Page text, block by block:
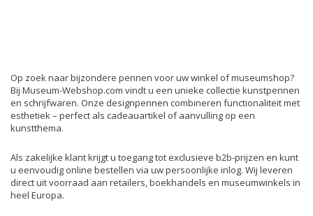
Op zoek naar bijzondere pennen voor uw winkel of museumshop?
Bij Museum-Webshop.com vindt u een unieke collectie kunstpennen
en schrijfwaren. Onze designpennen combineren functionaliteit met
esthetiek – perfect als cadeauartikel of aanvulling op een
kunstthema.
Als zakelijke klant krijgt u toegang tot exclusieve b2b-prijzen en kunt
u eenvoudig online bestellen via uw persoonlijke inlog. Wij leveren
direct uit voorraad aan retailers, boekhandels en museumwinkels in
heel Europa.